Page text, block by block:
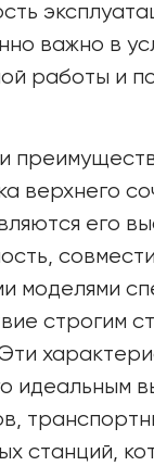
важно в
работы и
верхнего
его
моделями
строгим
идеальным
станций,